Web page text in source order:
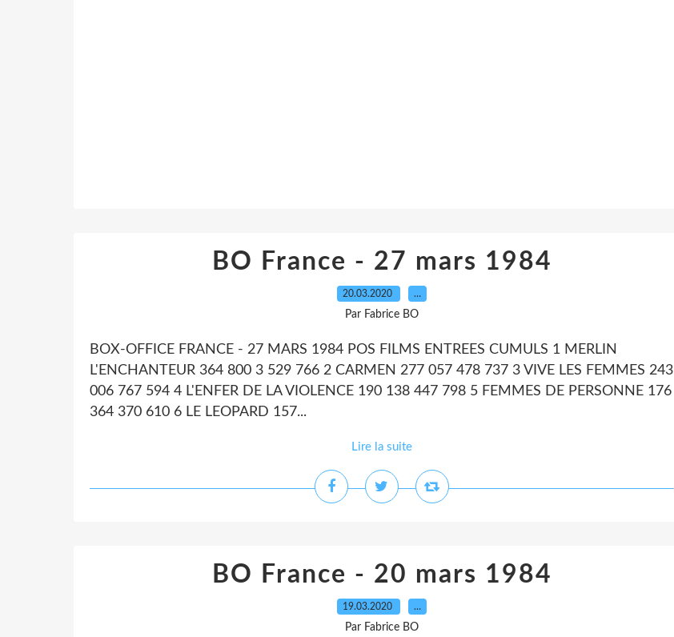
BO France - 27 mars 1984
20.03.2020 …
Par Fabrice BO
BOX-OFFICE FRANCE - 27 MARS 1984 POS FILMS ENTREES CUMULS 1 MERLIN
L'ENCHANTEUR 364 800 3 529 766 2 CARMEN 277 057 478 737 3 VIVE LES FEMMES 243
006 767 594 4 L'ENFER DE LA VIOLENCE 190 138 447 798 5 FEMMES DE PERSONNE 176
364 370 610 6 LE LEOPARD 157...
Lire la suite
BO France - 20 mars 1984
19.03.2020 …
Par Fabrice BO